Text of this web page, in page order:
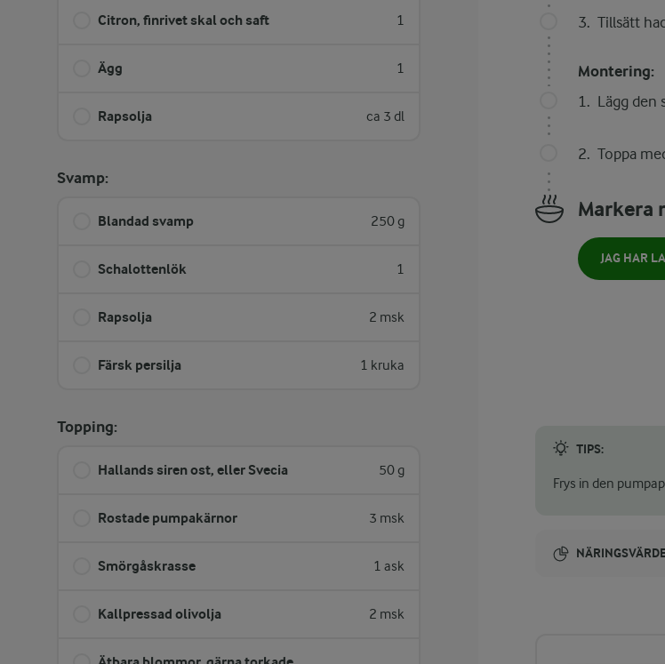
Citron, finrivet skal och saft 1
Ägg 1
Rapsolja ca 3 dl
Svamp:
Blandad svamp 250 g
Schalottenlök 1
Rapsolja 2 msk
Färsk persilja 1 kruka
Topping:
Hallands siren ost, eller Svecia 50 g
Rostade pumpakärnor 3 msk
Smörgåskrasse 1 ask
Kallpressad olivolja 2 msk
Tillsätt
Montering:
Lägg den
Toppa
Markera
JAG HAR
TIPS:
Frys in den